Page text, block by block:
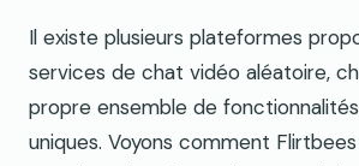
Il existe plusieurs plateformes
services de chat vidéo aléatoire,
propre ensemble de
uniques. Voyons comment